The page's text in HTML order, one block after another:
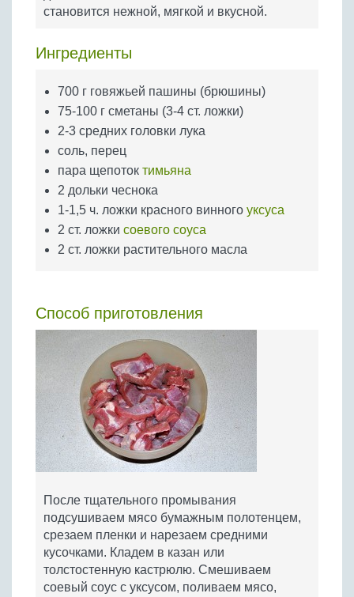
Бобовые
Крупы
становится нежной, мягкой и вкусной.
Ингредиенты
700 г говяжьей пашины (брюшины)
75-100 г сметаны (3-4 ст. ложки)
2-3 средних головки лука
соль, перец
пара щепоток тимьяна
2 дольки чеснока
1-1,5 ч. ложки красного винного уксуса
2 ст. ложки соевого соуса
2 ст. ложки растительного масла
Способ приготовления
После тщательного промывания
подсушиваем мясо бумажным полотенцем,
срезаем пленки и нарезаем средними
кусочками. Кладем в казан или
толстостенную кастрюлю. Смешиваем
соевый соус с уксусом, поливаем мясо,